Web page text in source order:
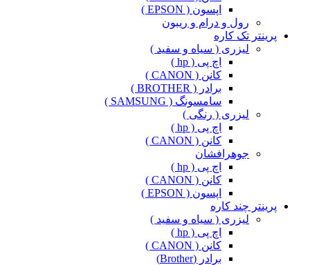
اپسون ( EPSON )
رول و درام و ریبون
پرینتر تک کاره
لیزری ( سیاه و سفید )
اچ پی ( hp )
کانن ( CANON )
برادر ( BROTHER )
سامسونگ ( SAMSUNG )
لیزری ( رنگی )
اچ پی ( hp )
کانن ( CANON )
جوهرافشان
اچ پی ( hp )
کانن ( CANON )
اپسون ( EPSON )
پرینتر چند کاره
لیزری ( سیاه و سفید )
اچ پی ( hp )
کانن ( CANON )
برادر (Brother)